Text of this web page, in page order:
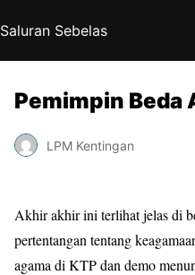
Saluran Sebelas
Pemimpin Beda
LPM Kentingan
Akhir akhir ini terlihat jelas di
pertentangan tentang
agama di KTP dan demo